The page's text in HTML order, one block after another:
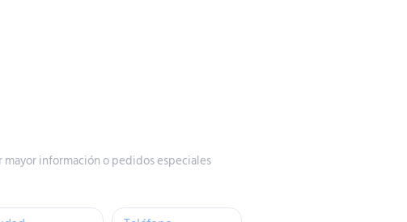
información o pedidos especiales